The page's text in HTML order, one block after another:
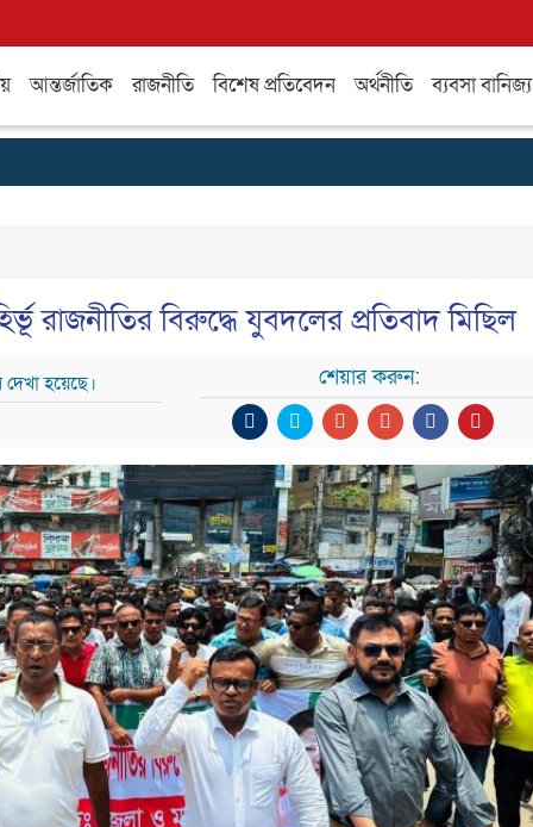
আন্তর্জাতিক রাজনীতি বিশেষ প্রতিবেদন অর্থনীতি ব্যবসা বানিজ্য
রাজনীতির বিরুদ্ধে যুবদলের প্রতিবাদ মিছিল
হয়েছে। শেয়ার করুন: